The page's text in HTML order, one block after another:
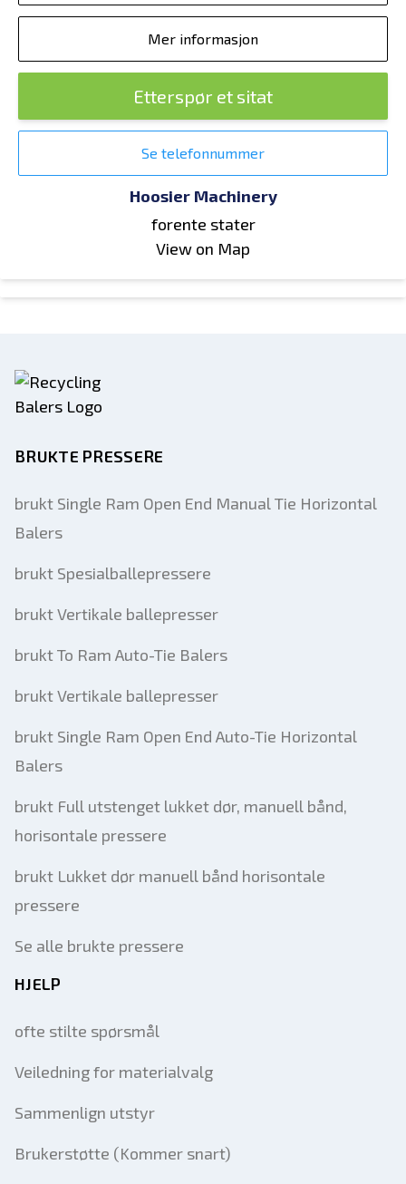
Mer informasjon
Etterspør et sitat
Se telefonnummer
Hoosier Machinery
forente stater
View on Map
BRUKTE PRESSERE
brukt Single Ram Open End Manual Tie Horizontal
Balers
brukt Spesialballepressere
brukt Vertikale ballepresser
brukt To Ram Auto-Tie Balers
brukt Vertikale ballepresser
brukt Single Ram Open End Auto-Tie Horizontal
Balers
brukt Full utstenget lukket dør, manuell bånd,
horisontale pressere
brukt Lukket dør manuell bånd horisontale
pressere
Se alle brukte pressere
HJELP
ofte stilte spørsmål
Veiledning for materialvalg
Sammenlign utstyr
Brukerstøtte (Kommer snart)